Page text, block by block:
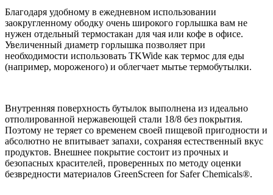
Благодаря удобному в ежедневном использовании
заокругленному ободку очень широкого горлышка вам не
нужен отдельный термостакан для чая или кофе в офисе.
Увеличенный диаметр горлышка позволяет при
необходимости использовать TKWide как термос для еды
(например, мороженого) и облегчает мытье термобутылки.
Внутренняя поверхность бутылок выполнена из идеально
отполированной нержавеющей стали 18/8 без покрытия.
Поэтому не теряет со временем своей пищевой пригодности и
абсолютно не впитывает запахи, сохраняя естественный вкус
продуктов. Внешнее покрытие состоит из прочных и
безопасных красителей, проверенных по методу оценки
безвредности материалов GreenScreen for Safer Chemicals®.